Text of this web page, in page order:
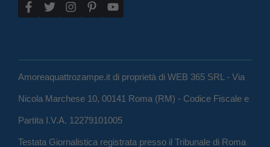
Amoreaquattrozampe.it di proprietà di WEB 365 SRL - Via
Nicola Marchese 10, 00141 Roma (RM) - Codice Fiscale e
Partita I.V.A. 12279101005
Testata Giornalistica registrata presso il Tribunale di Roma